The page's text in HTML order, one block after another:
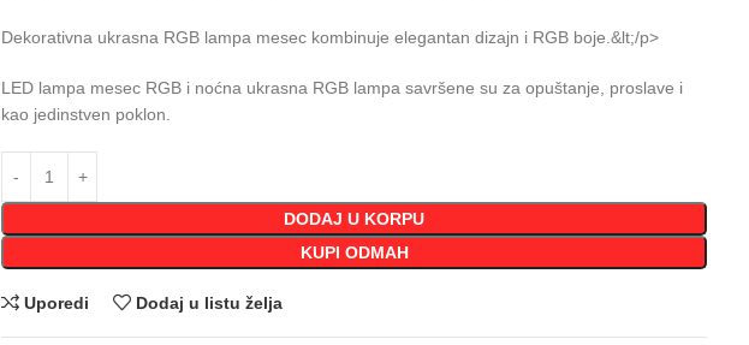
Dekorativna ukrasna RGB lampa mesec kombinuje elegantan dizajn i RGB boje.&lt;/p>
LED lampa mesec RGB i noćna ukrasna RGB lampa savršene su za opuštanje, proslave i
kao jedinstven poklon.
DODAJ U KORPU
KUPI ODMAH
Uporedi Dodaj u listu želja